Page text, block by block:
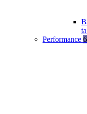
Performance 6